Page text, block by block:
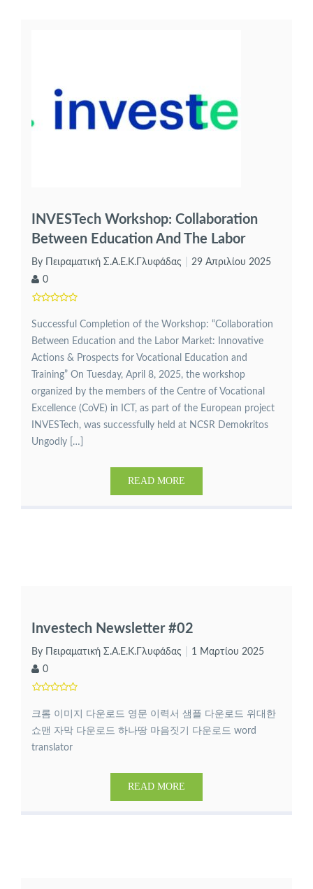
INVESTech Workshop: Collaboration
Between Education And The Labor
Market
By Πειραματική Σ.Α.Ε.Κ.Γλυφάδας
29 Απριλίου 2025
0
Successful Completion of the Workshop: “Collaboration
Between Education and the Labor Market: Innovative
Actions & Prospects for Vocational Education and
Training” On Tuesday, April 8, 2025, the workshop
organized by the members of the Centre of Vocational
Excellence (CoVE) in ICT, as part of the European project
INVESTech, was successfully held at NCSR Demokritos
Ungodly […]
READ MORE
Investech Newsletter #02
By Πειραματική Σ.Α.Ε.Κ.Γλυφάδας
1 Μαρτίου 2025
0
크롬 이미지 다운로드 영문 이력서 샘플 다운로드 위대한
쇼맨 자막 다운로드 하나땅 마음짓기 다운로드 word
translator
READ MORE